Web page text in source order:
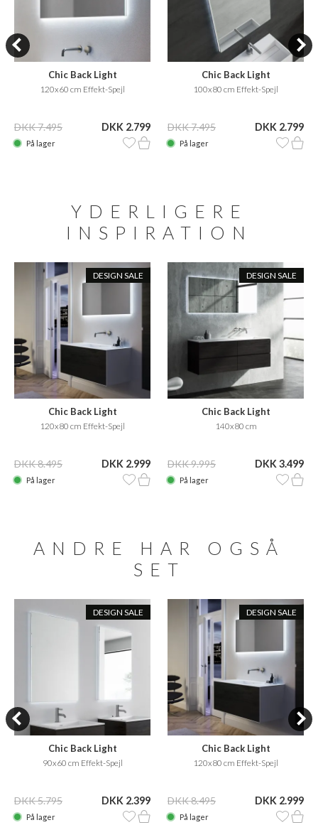
Chic Back Light
120x60 cm Effekt-Spejl
DKK 7.495 DKK 2.799
På lager
Chic Back Light
100x80 cm Effekt-Spejl
DKK 7.495 DKK 2.799
På lager
YDERLIGERE
INSPIRATION
DESIGN SALE
Chic Back Light
120x80 cm Effekt-Spejl
DKK 8.495 DKK 2.999
På lager
DESIGN SALE
Chic Back Light
140x80 cm
DKK 9.995 DKK 3.499
På lager
ANDRE HAR OGSÅ
SET
DESIGN SALE
Chic Back Light
90x60 cm Effekt-Spejl
DKK 5.795 DKK 2.399
På lager
DESIGN SALE
Chic Back Light
120x80 cm Effekt-Spejl
DKK 8.495 DKK 2.999
På lager